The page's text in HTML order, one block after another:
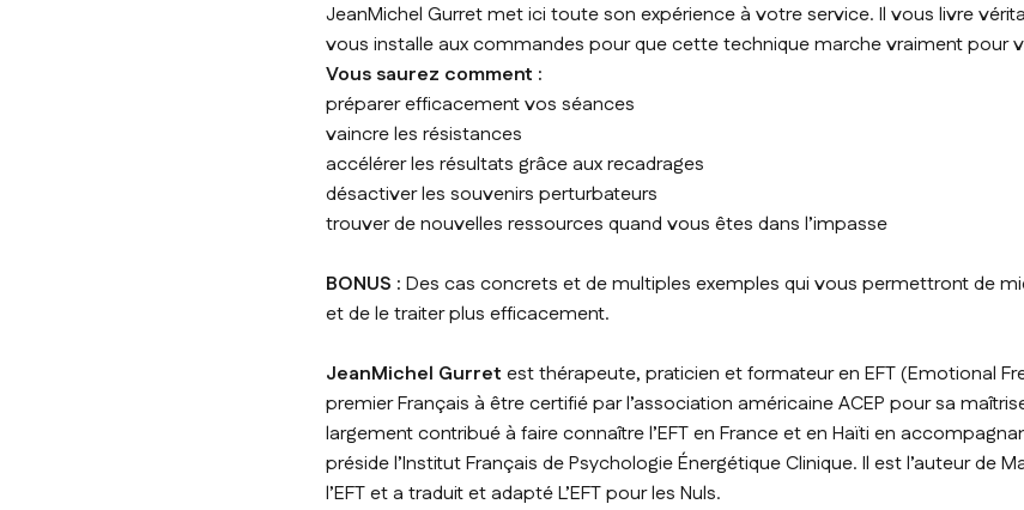
JeanMichel Gurret met ici toute son expérience à votre service. Il vous livre
vous installe aux commandes pour que cette technique marche vraiment pour
Vous saurez comment :
préparer efficacement vos séances
vaincre les résistances
accélérer les résultats grâce aux recadrages
désactiver les souvenirs perturbateurs
trouver de nouvelles ressources quand vous êtes dans l’impasse
BONUS : Des cas concrets et de multiples exemples qui vous permettront de
et de le traiter plus efficacement.
JeanMichel Gurret est thérapeute, praticien et formateur en EFT (Emotional
premier Français à être certifié par l’association américaine ACEP pour sa
largement contribué à faire connaître l’EFT en France et en Haïti en
préside l’Institut Français de Psychologie Énergétique Clinique. Il est l’auteur de
l’EFT et a traduit et adapté L’EFT pour les Nuls.